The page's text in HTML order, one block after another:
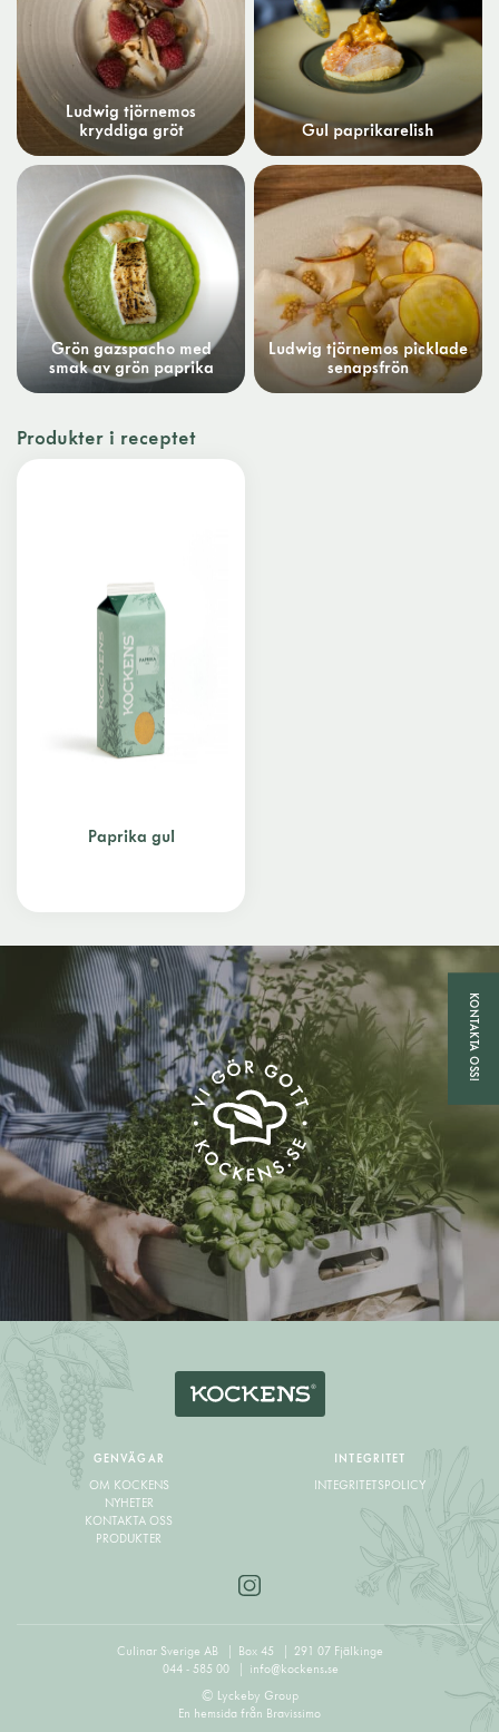
Ludwig tjörnemos
kryddiga gröt
Gul paprikarelish
Grön gazspacho med
smak av grön paprika
Ludwig tjörnemos picklade
senapsfrön
Produkter i receptet
Paprika gul
GENVÄGAR
OM KOCKENS
NYHETER
KONTAKTA OSS
PRODUKTER
INTEGRITET
INTEGRITETSPOLICY
© Lyckeby Group
Culinar Sverige AB Box 45
291 07 Fjälkinge
044 - 585 00
info@kockens.se
En hemsida från Bravissimo
KONTAKTA OSS!